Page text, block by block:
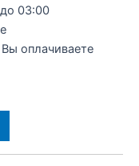
03:00
оплачиваете